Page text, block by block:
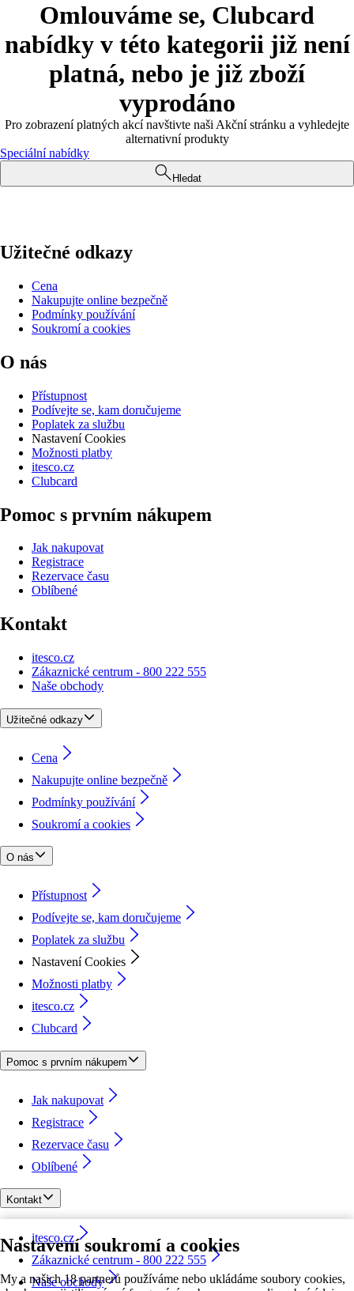
Nastavení soukromí a cookies
My a našich 18 partnerů používáme nebo ukládáme soubory cookies,
Omlouváme se, Clubcard
nabídky v této kategorii již není
platná, nebo je již zboží
vyprodáno
Pro zobrazení platných akcí navštivte naši Akční stránku a vyhledejte
alternativní produkty
Speciální nabídky
Hledat
Užitečné odkazy
Cena
Nakupujte online bezpečně
Podmínky používání
Soukromí a cookies
O nás
Přístupnost
Podívejte se, kam doručujeme
Poplatek za službu
Nastavení Cookies
Možnosti platby
itesco.cz
Clubcard
Pomoc s prvním nákupem
Jak nakupovat
Registrace
Rezervace času
Oblíbené
Kontakt
itesco.cz
Zákaznické centrum - 800 222 555
Naše obchody
Užitečné odkazy
Cena
Nakupujte online bezpečně
Podmínky používání
Soukromí a cookies
O nás
Přístupnost
Podívejte se, kam doručujeme
Poplatek za službu
Nastavení Cookies
Možnosti platby
itesco.cz
Clubcard
Pomoc s prvním nákupem
Jak nakupovat
Registrace
Rezervace času
Oblíbené
Kontakt
itesco.cz
Zákaznické centrum - 800 222 555
Naše obchody